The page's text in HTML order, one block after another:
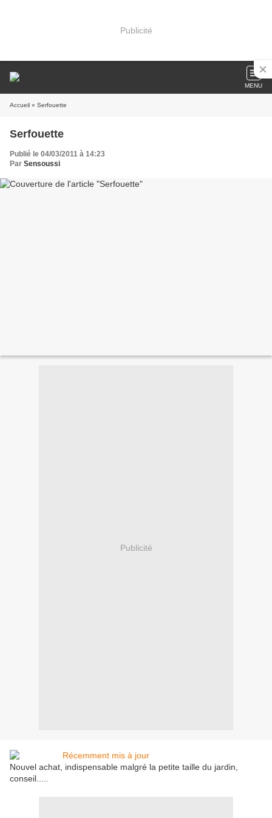
Publicité
MENU
Accueil » Serfouette
Serfouette
Publié le 04/03/2011 à 14:23
Par Sensoussi
Publicité
Nouvel achat, indispensable malgré la petite taille du jardin,
conseil.....